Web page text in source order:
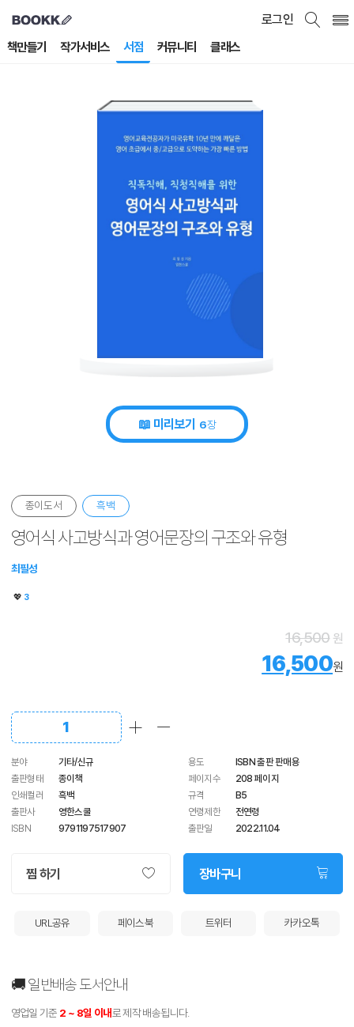
로그인
책만들기
작가서비스 서점 커뮤니티 클래스
📖 미리보기 6장
종이도서 흑백
영어식 사고방식과 영어문장의 구조와 유형
최필성
💖 3
16,500 원
16,500원
분야 기타/신규 용도
ISBN 출판 판매용
출판형태
종이책 페이지수 208 페이지
인쇄컬러
흑백 규격
B5
출판사
영한스쿨 연령제한
전연령
ISBN
9791197517907 출판일 2022.11.04
찜 하기 장바구니
URL공유 페이스북 트위터 카카오톡
🚚 일반배송 도서안내
영업일 기준 2 ~ 8일 이내로 제작 배송됩니다.